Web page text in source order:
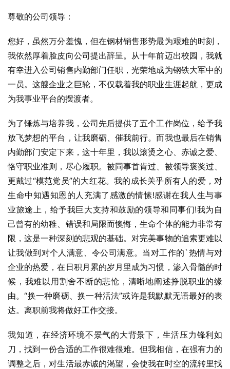
尊敬的公司领导：
您好，虽然万分羞愧，但在钢材销售形势最为艰难的时刻，
我依然厚着脸皮向公司提出辞呈。从十年前迈出校园，我就
有幸进入公司销售内勤部门任职，光荣地成为钢铁大军中的
一员。这艘企业之巨轮，不仅载着我的职业生涯起航，更成
为我事业平台的摆渡者。
为了锤炼与培养我，公司先后提供了五个工作岗位，给予我
放飞梦想的平台，让我磨砺、催我前行。而我也最后在销售
内勤部门安定下来，这十年里，我以滚烫之心、赤诚之爱、
恪守职业准则，尽心履职。被同事首肯过、被领导褒奖过、
更戴过“模范党员”的大红花。我的成长关乎所有人的爱，对
生命中知遇知恩的人充满了感激的情愫!感谢在我人生与事
业旅途上，给予我巨大支持和鼓励的领导和同事们!我为自
己曾有的幼稚、错误和局限而懊悔，生命个体的能力非常有
限，这是一种深刻的悲观的基础。对完美事物的追索更难以
让我做到对个人满意、令公司满意。当对工作的`热情与对
企业的热爱，在日积月累的岁月里成为习惯，渗入骨髓的时
候，我难以用割舍不断的悲怆，清晰地阐述挣脱职业的缘
由。“换一种磨砺、换一种活法”或许是我默默无语最好的表
达。离职前我将做好工作交接。
我知道，在经济环境不景气的大背景下，生活压力锋利如
刀，找到一份合适的工作很难很难。但我相信，在强有力的
调整之后，对生活最赤诚的渴望，会使我在时空的流转里找